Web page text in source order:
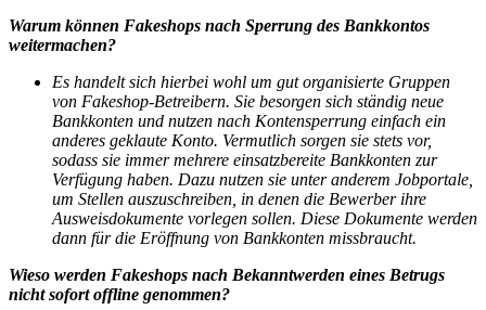
Warum können Fakeshops nach Sperrung des Bankkontos
weitermachen?
Es handelt sich hierbei wohl um gut organisierte Gruppen
von Fakeshop-Betreibern. Sie besorgen sich ständig neue
Bankkonten und nutzen nach Kontensperrung einfach ein
anderes geklaute Konto. Vermutlich sorgen sie stets vor,
sodass sie immer mehrere einsatzbereite Bankkonten zur
Verfügung haben. Dazu nutzen sie unter anderem Jobportale,
um Stellen auszuschreiben, in denen die Bewerber ihre
Ausweisdokumente vorlegen sollen. Diese Dokumente werden
dann für die Eröffnung von Bankkonten missbraucht.
Wieso werden Fakeshops nach Bekanntwerden eines Betrugs
nicht sofort offline genommen?